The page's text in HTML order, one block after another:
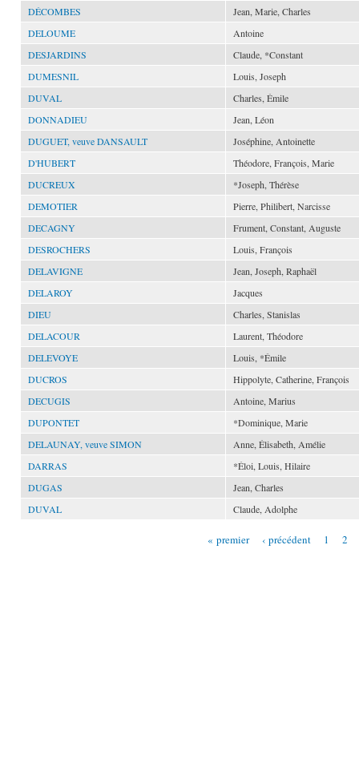
DÉCOMBES
Jean, Marie, Charles
DELOUME
Antoine
DESJARDINS
Claude, *Constant
DUMESNIL
Louis, Joseph
DUVAL
Charles, Émile
DONNADIEU
Jean, Léon
DUGUET, veuve DANSAULT
Joséphine, Antoinette
D'HUBERT
Théodore, François, Marie
DUCREUX
*Joseph, Thérèse
DEMOTIER
Pierre, Philibert, Narcisse
DECAGNY
Frument, Constant, Auguste
DESROCHERS
Louis, François
DELAVIGNE
Jean, Joseph, Raphaël
DELAROY
Jacques
DIEU
Charles, Stanislas
DELACOUR
Laurent, Théodore
DELEVOYE
Louis, *Émile
DUCROS
Hippolyte, Catherine, François
DECUGIS
Antoine, Marius
DUPONTET
*Dominique, Marie
DELAUNAY, veuve SIMON
Anne, Élisabeth, Amélie
DARRAS
*Éloi, Louis, Hilaire
DUGAS
Jean, Charles
DUVAL
Claude, Adolphe
« premier ‹ précédent 1 2